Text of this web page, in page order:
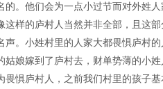
的。他们会为一点小过节而对外姓
这样的庐村人当然并非全部，且这
声。小姓村里的人家大都畏惧庐村
娘嫁到了庐村去，财单势薄的小
畏惧庐村人，之前我们村里的孩子